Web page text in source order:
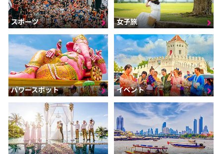
スポーツ 女子旅
パワースポット イベント